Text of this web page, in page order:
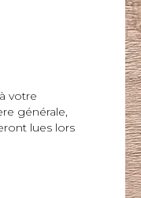
votre
générale,
lues lors